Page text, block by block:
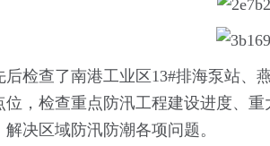
后检查了南港工业区13#排海泵站、
位，检查重点防汛工程建设进度、
决区域防汛防潮各项问题。